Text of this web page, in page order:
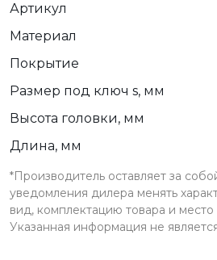
Артикул
Материал
Покрытие
Размер под ключ s, мм
Высота головки, мм
Длина, мм
*Производитель оставляет за
уведомления дилера менять
вид, комплектацию товара и место
Указанная информация не